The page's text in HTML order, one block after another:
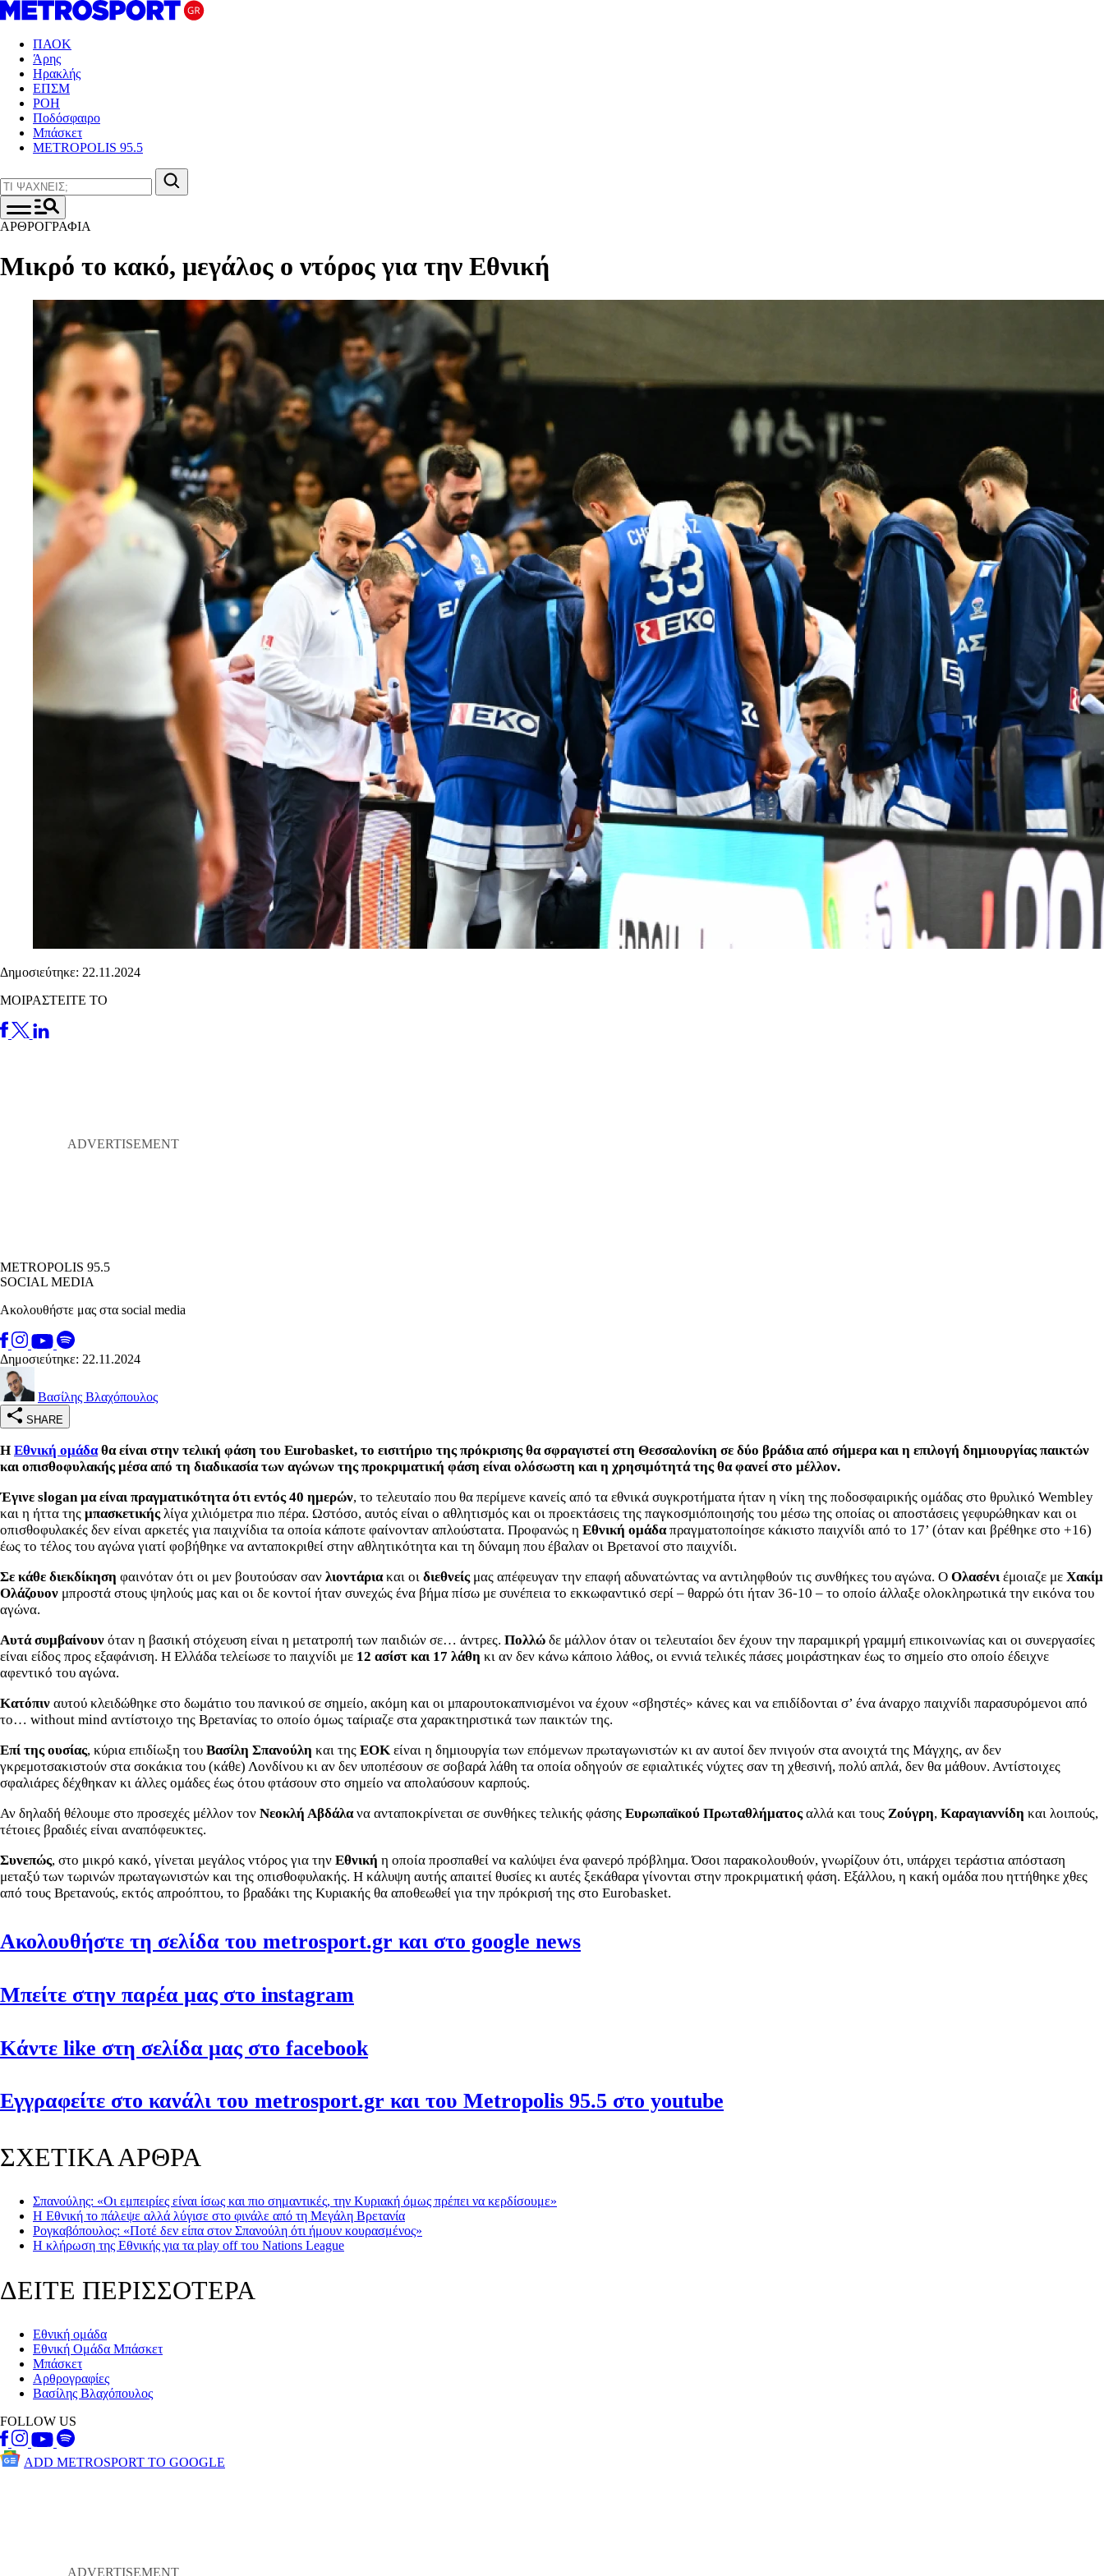
ΠΑΟΚ
Άρης
Ηρακλής
ΕΠΣΜ
ΡΟΗ
Ποδόσφαιρο
Μπάσκετ
METROPOLIS 95.5
ΑΡΘΡΟΓΡΑΦΙΑ
Μικρό το κακό, μεγάλος ο ντόρος για την Εθνική
Δημοσιεύτηκε: 22.11.2024
ΜΟΙΡΑΣΤΕΙΤΕ ΤΟ
METROPOLIS 95.5
SOCIAL MEDIA
Ακολουθήστε μας στα social media
Δημοσιεύτηκε: 22.11.2024
Βασίλης Βλαχόπουλος
SHARE
Η Εθνική ομάδαθα είναι στην τελική φάση του Eurobasket, το εισιτήριο της πρόκρισης θα σφραγιστεί στη Θεσσαλονίκη σε δύο βράδια από σήμερα και η επιλογή δημιουργίας παικτών
και οπισθοφυλακής μέσα από τη διαδικασία των αγώνων της προκριματική φάση είναι ολόσωστη και η χρησιμότητά της θα φανεί στο μέλλον.
Έγινε slogan μα είναι πραγματικότητα ότι εντός 40 ημερών, το τελευταίο που θα περίμενε κανείς από τα εθνικά συγκροτήματα ήταν η νίκη της ποδοσφαιρικής ομάδας στο θρυλικό Wembley
και η ήττα της μπασκετικήςλίγα χιλιόμετρα πιο πέρα. Ωστόσο, αυτός είναι ο αθλητισμός και οι προεκτάσεις της παγκοσμιόποιησής του μέσω της οποίας οι αποστάσεις γεφυρώθηκαν και οι
οπισθοφυλακές δεν είναι αρκετές για παιχνίδια τα οποία κάποτε φαίνονταν απλούστατα. Προφανώς η Εθνική ομάδαπραγματοποίησε κάκιστο παιχνίδι από το 17’ (όταν και βρέθηκε στο +16)
έως το τέλος του αγώνα γιατί φοβήθηκε να ανταποκριθεί στην αθλητικότητα και τη δύναμη που έβαλαν οι Βρετανοί στο παιχνίδι.
Σε κάθε διεκδίκηση φαινόταν ότι οι μεν βουτούσαν σαν λιοντάριακαι οι διεθνείς μας απέφευγαν την επαφή αδυνατώντας να αντιληφθούν τις συνθήκες του αγώνα. Ο Ολασένιέμοιαζε με Χακίμ
Ολάζουον μπροστά στους ψηλούς μας και οι δε κοντοί ήταν συνεχώς ένα βήμα πίσω με συνέπεια το εκκωφαντικό σερί – θαρρώ ότι ήταν 36-10 – το οποίο άλλαξε ολοκληρωτικά την εικόνα του
αγώνα.
Αυτά συμβαίνουν όταν η βασική στόχευση είναι η μετατροπή των παιδιών σε… άντρες. Πολλώ δε μάλλον όταν οι τελευταίοι δεν έχουν την παραμικρή γραμμή επικοινωνίας και οι συνεργασίες
είναι είδος προς εξαφάνιση. Η Ελλάδα τελείωσε το παιχνίδι με 12 ασίστ και 17 λάθη κι αν δεν κάνω κάποιο λάθος, οι εννιά τελικές πάσες μοιράστηκαν έως το σημείο στο οποίο έδειχνε
αφεντικό του αγώνα.
Κατόπιν αυτού κλειδώθηκε στο δωμάτιο του πανικού σε σημείο, ακόμη και οι μπαρουτοκαπνισμένοι να έχουν «σβηστές» κάνες και να επιδίδονται σ’ ένα άναρχο παιχνίδι παρασυρόμενοι από
το… without mind αντίστοιχο της Βρετανίας το οποίο όμως ταίριαζε στα χαρακτηριστικά των παικτών της.
Επί της ουσίας, κύρια επιδίωξη του Βασίλη Σπανούλη και της ΕΟΚ είναι η δημιουργία των επόμενων πρωταγωνιστών κι αν αυτοί δεν πνιγούν στα ανοιχτά της Μάγχης, αν δεν
γκρεμοτσακιστούν στα σοκάκια του (κάθε) Λονδίνου κι αν δεν υποπέσουν σε σοβαρά λάθη τα οποία οδηγούν σε εφιαλτικές νύχτες σαν τη χθεσινή, πολύ απλά, δεν θα μάθουν. Αντίστοιχες
σφαλιάρες δέχθηκαν κι άλλες ομάδες έως ότου φτάσουν στο σημείο να απολαύσουν καρπούς.
Αν δηλαδή θέλουμε στο προσεχές μέλλον τον Νεοκλή Αβδάλανα ανταποκρίνεται σε συνθήκες τελικής φάσης Ευρωπαϊκού Πρωταθλήματοςαλλά και τους Ζούγρη, Καραγιαννίδη και λοιπούς,
τέτοιες βραδιές είναι αναπόφευκτες.
Συνεπώς, στο μικρό κακό, γίνεται μεγάλος ντόρος για την Εθνική η οποία προσπαθεί να καλύψει ένα φανερό πρόβλημα. Όσοι παρακολουθούν, γνωρίζουν ότι, υπάρχει τεράστια απόσταση
μεταξύ των τωρινών πρωταγωνιστών και της οπισθοφυλακής. Η κάλυψη αυτής απαιτεί θυσίες κι αυτές ξεκάθαρα γίνονται στην προκριματική φάση. Εξάλλου, η κακή ομάδα που ηττήθηκε χθες
από τους Βρετανούς, εκτός απροόπτου, το βραδάκι της Κυριακής θα αποθεωθεί για την πρόκρισή της στο Eurobasket.
Ακολουθήστε τη σελίδα του metrosport.gr και στο google news
Μπείτε στην παρέα μας στο instagram
Κάντε like στη σελίδα μας στο facebook
Εγγραφείτε στο κανάλι του metrosport.gr και του Metropolis 95.5 στο youtube
ΣΧΕΤΙΚΑ ΑΡΘΡΑ
Σπανούλης: «Οι εμπειρίες είναι ίσως και πιο σημαντικές, την Κυριακή όμως πρέπει να κερδίσουμε»
Η Εθνική το πάλεψε αλλά λύγισε στο φινάλε από τη Μεγάλη Βρετανία
Ρογκαβόπουλος: «Ποτέ δεν είπα στον Σπανούλη ότι ήμουν κουρασμένος»
Η κλήρωση της Εθνικής για τα play off του Nations League
ΔΕΙΤΕ ΠΕΡΙΣΣΟΤΕΡΑ
Εθνική ομάδα
Εθνική Ομάδα Μπάσκετ
Μπάσκετ
Αρθρογραφίες
Βασίλης Βλαχόπουλος
FOLLOW US
ADD METROSPORT TO GOOGLE